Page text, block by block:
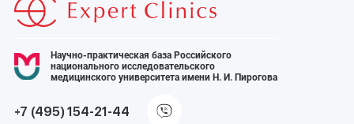
Научно-практическая база Российского
национального исследовательского
медицинского университета имени Н. И. Пирогова
+7 (495) 154-21-44